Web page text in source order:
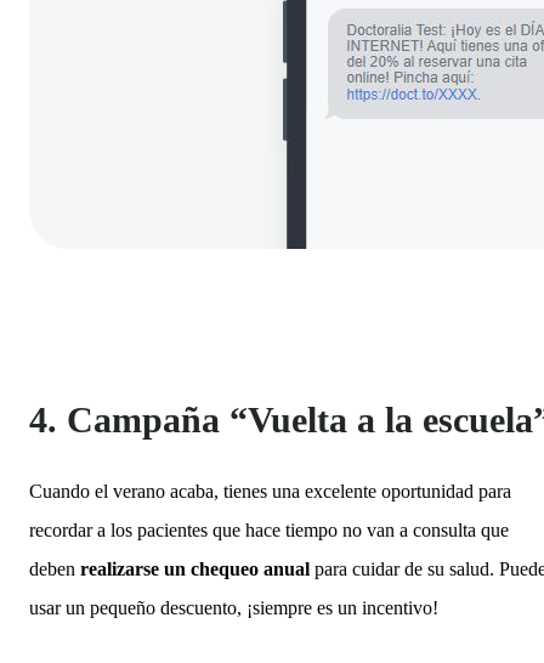
4. Campaña “Vuelta a la
Cuando el verano acaba, tienes una excelente oportunidad para
recordar a los pacientes que hace tiempo no van a consulta que
deben realizarse un chequeo anual para cuidar de su salud.
usar un pequeño descuento, ¡siempre es un incentivo!